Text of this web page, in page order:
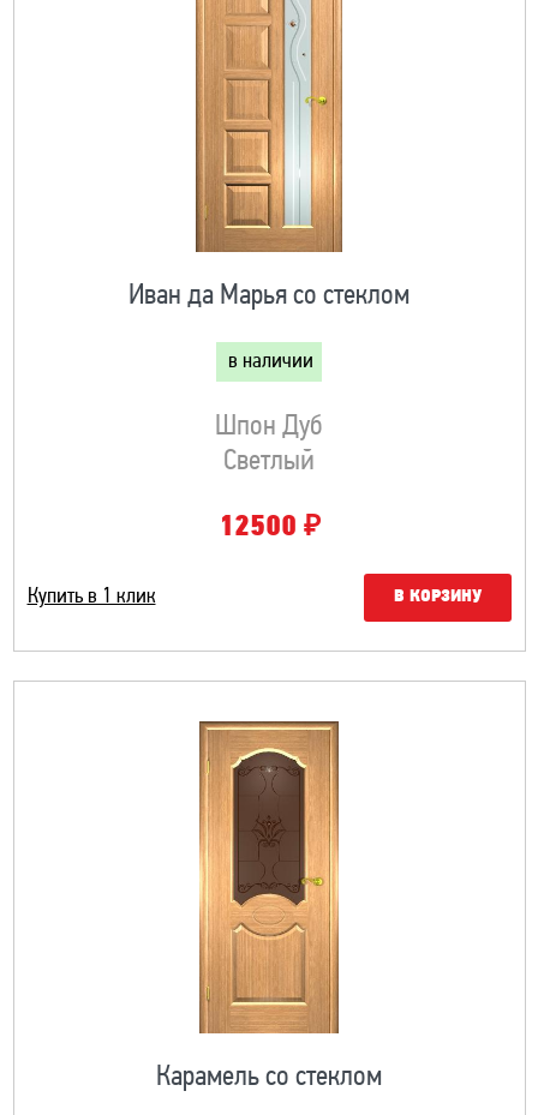
Иван да Марья со стеклом
в наличии
Шпон Дуб
Светлый
12500 ₽
Купить в 1 клик В КОРЗИНУ
Карамель со стеклом